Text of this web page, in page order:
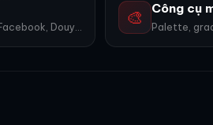
Tải YouTube, TikTok, Instagram, Facebook, Douyin, Bilibili, X... 1600+ nền tảng, không watermark. 🎨 Công cụ